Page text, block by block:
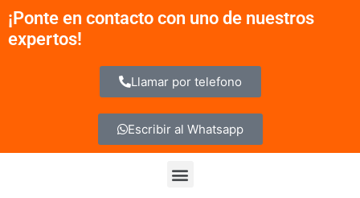
contenido
¡Ponte en contacto con uno de nuestros
expertos!
Llamar por telefono
Escribir al Whatsapp
Menu